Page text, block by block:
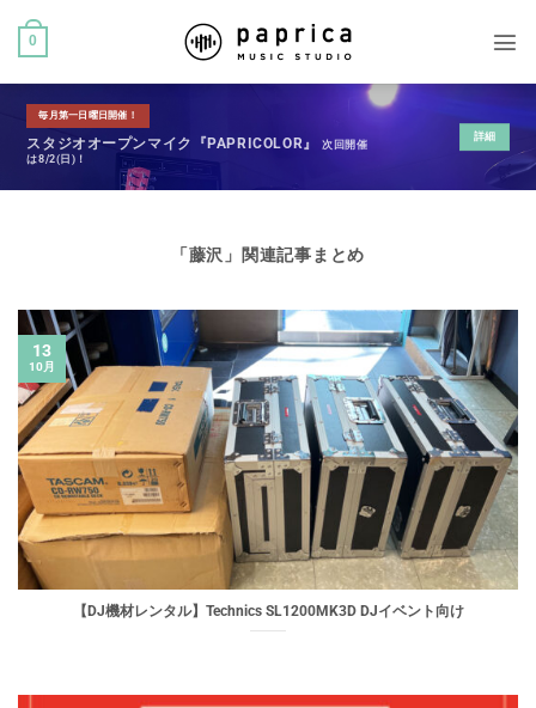
0
毎月第一日曜日開催！
スタジオオープンマイク『PAPRICOLOR』次回開催
は8/2(日)！
詳細
「 藤沢 」関連記事まとめ
【DJ機材レンタル】Technics SL1200MK3D DJイベント向け
13
10月